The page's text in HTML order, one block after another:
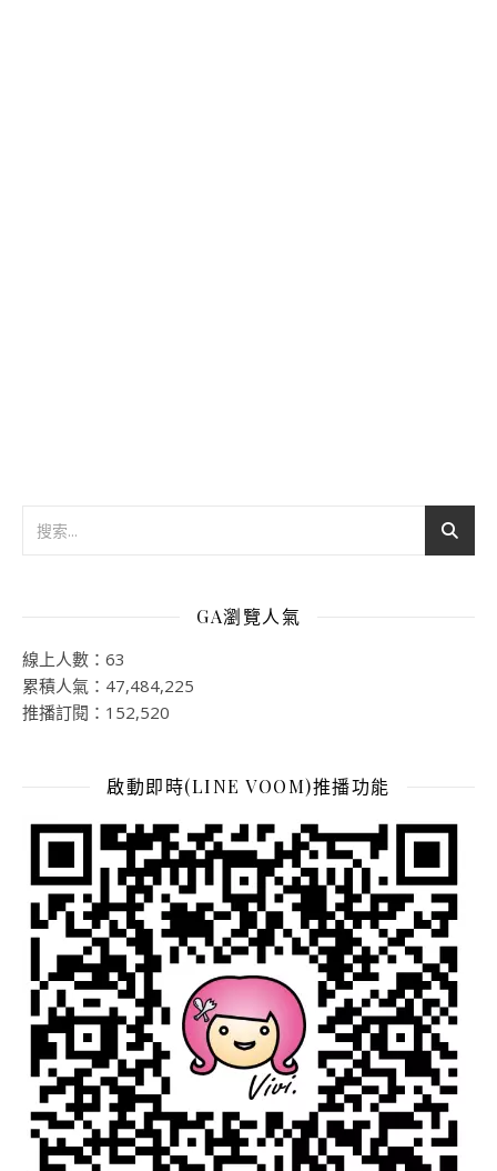
GA瀏覽人氣
線上人數：63
累積人氣：47,484,225
推播訂閱：152,520
啟動即時(LINE VOOM)推播功能